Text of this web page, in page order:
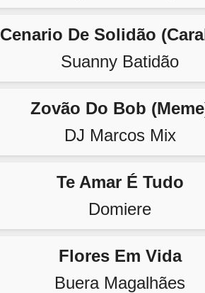
Cenario De Solidão
Suanny Batidão
Zovão Do Bob
DJ Marcos Mix
Te Amar É Tudo
Domiere
Flores Em Vida
Buera Magalhães